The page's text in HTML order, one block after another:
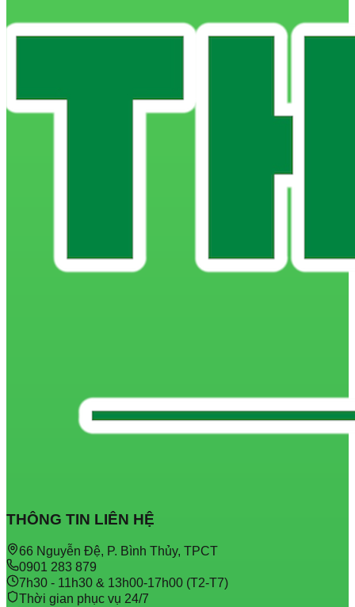
THÔNG TIN LIÊN HỆ
66 Nguyễn Đệ, P. Bình Thủy, TPCT
0901 283 879
7h30 - 11h30 & 13h00-17h00 (T2-T7)
Thời gian phục vụ 24/7